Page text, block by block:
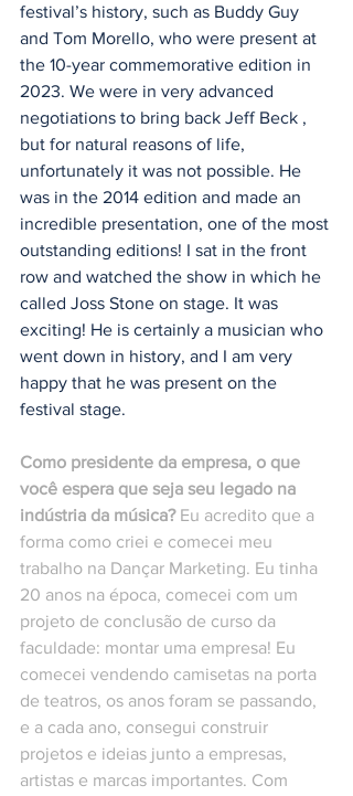
festival’s history, such as Buddy Guy
and Tom Morello, who were present at
the 10-year commemorative edition in
2023. We were in very advanced
negotiations to bring back Jeff Beck ,
but for natural reasons of life,
unfortunately it was not possible. He
was in the 2014 edition and made an
incredible presentation, one of the most
outstanding editions! I sat in the front
row and watched the show in which he
called Joss Stone on stage. It was
exciting! He is certainly a musician who
went down in history, and I am very
happy that he was present on the
festival stage.
Como presidente da empresa, o que
você espera que seja seu legado na
indústria da música? Eu acredito que a
forma como criei e comecei meu
trabalho na Dançar Marketing. Eu tinha
20 anos na época, comecei com um
projeto de conclusão de curso da
faculdade: montar uma empresa! Eu
comecei vendendo camisetas na porta
de teatros, os anos foram se passando,
e a cada ano, consegui construir
projetos e ideias junto a empresas,
artistas e marcas importantes. Com